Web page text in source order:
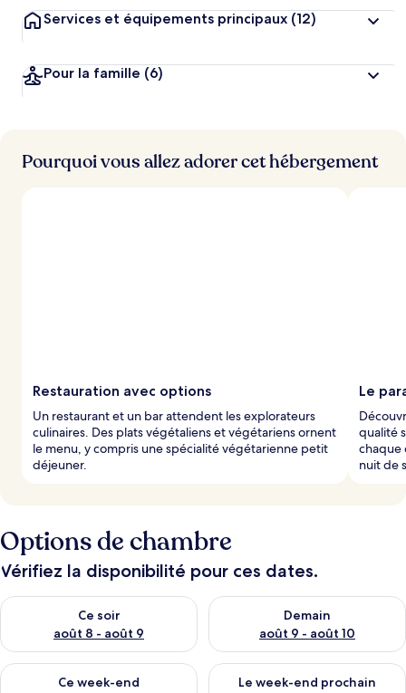
Services et équipements principaux (12)
Pour la famille (6)
Pourquoi vous allez adorer cet hébergement
Restauration avec options
Un restaurant et un bar attendent les explorateurs
culinaires. Des plats végétaliens et végétariens ornent
le menu, y compris une spécialité végétarienne petit
déjeuner.
Le
qualité
chaque
nuit de
Options de chambre
Vérifiez la disponibilité pour ces dates.
Ce soir
août 8 - août 9
Vérifier la disponibilité pour ce soir août 8 - août 9
Demain
août 9 - août 10
Vérifier la disponibilité pour
Ce week-end
Vérifier la disponibilité pour ce week-end août 14 - août 16
Le week-end prochain
Vérifier la disponibilité pour